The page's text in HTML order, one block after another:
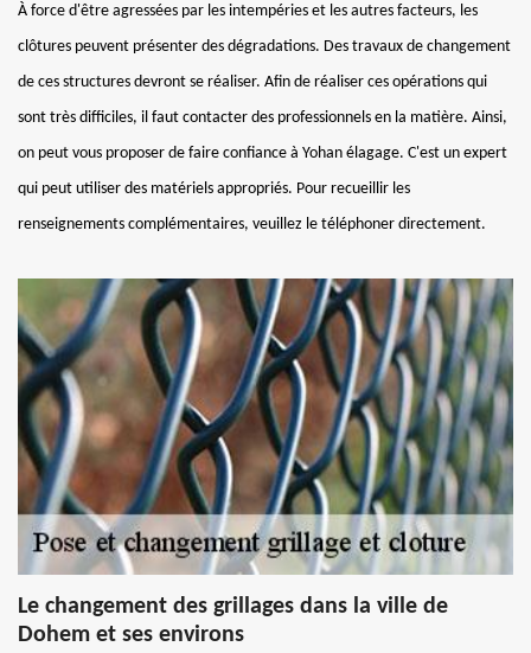
À force d'être agressées par les intempéries et les autres facteurs, les
clôtures peuvent présenter des dégradations. Des travaux de changement
de ces structures devront se réaliser. Afin de réaliser ces opérations qui
sont très difficiles, il faut contacter des professionnels en la matière. Ainsi,
on peut vous proposer de faire confiance à Yohan élagage. C'est un expert
qui peut utiliser des matériels appropriés. Pour recueillir les
renseignements complémentaires, veuillez le téléphoner directement.
Le changement des grillages dans la ville de
Dohem et ses environs